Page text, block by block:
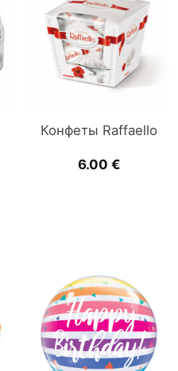
Конфеты Raffaello
6.00 €